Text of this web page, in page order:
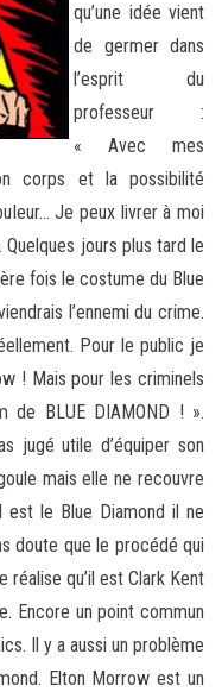
qu’une idée vient
de germer dans
l’esprit du
professeur :
« Avec mes
corps et la possibilité
Je peux livrer à moi
jours plus tard le
fois le costume du Blue
l’ennemi du crime.
Pour le public je
! Mais pour les criminels
de BLUE DIAMOND ! ».
jugé utile d’équiper son
mais elle ne recouvre
est le Blue Diamond il ne
doute que le procédé qui
réalise qu’il est Clark Kent
Encore un point commun
Il y a aussi un problème
Elton Morrow est un